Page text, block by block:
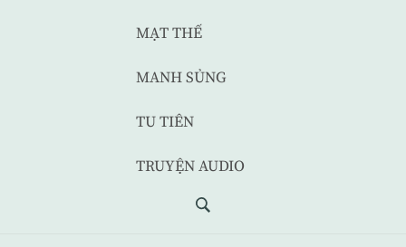
MẠT THẾ
MANH SỦNG
TU TIÊN
TRUYỆN AUDIO